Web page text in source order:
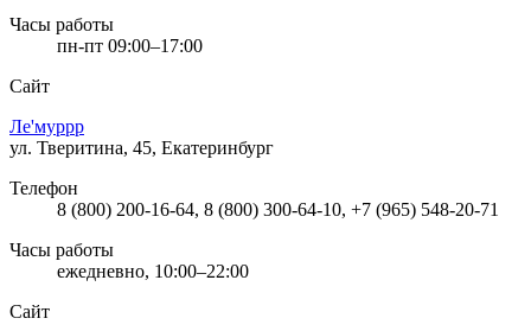
Часы работы
пн-пт 09:00–17:00
Сайт
Ле'муррр
ул. Тверитина, 45, Екатеринбург
Телефон
8 (800) 200-16-64, 8 (800) 300-64-10, +7 (965) 548-20-71
Часы работы
ежедневно, 10:00–22:00
Сайт